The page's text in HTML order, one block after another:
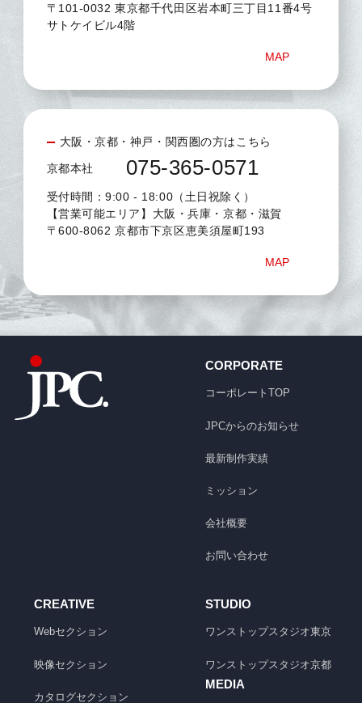
〒101-0032 東京都千代田区岩本町三丁目11番4号
サトケイビル4階
MAP
大阪・京都・神戸・関西圏の方はこちら
京都本社 075-365-0571
受付時間：9:00 - 18:00（土日祝除く）
【営業可能エリア】大阪・兵庫・京都・滋賀
〒600-8062 京都市下京区恵美須屋町193
MAP
CORPORATE
コーポレートTOP
JPCからのお知らせ
最新制作実績
ミッション
会社概要
お問い合わせ
CREATIVE
Webセクション
映像セクション
カタログセクション
STUDIO
ワンストップスタジオ東京
ワンストップスタジオ京都
MEDIA